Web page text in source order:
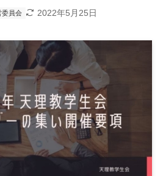
委員会 2022年5月25日